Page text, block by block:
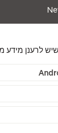
לרענן מידע